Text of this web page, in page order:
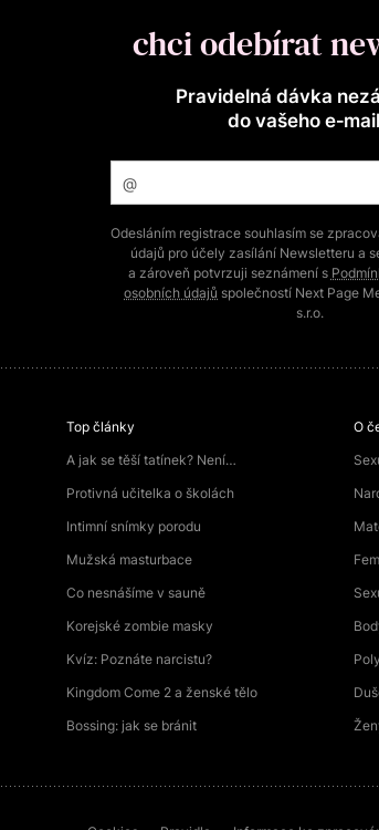
chci odebírat
Pravidelná dávka
do vašeho
Odesláním registrace souhlasím se
údajů pro účely zasílání Newsletteru a
a zároveň potvrzuji seznámení s
osobních údajů společností Next Page
s.r.o.
Top články
A jak se těší tatínek? Není…
Protivná učitelka o školách
Intimní snímky porodu
Mužská masturbace
Co nesnášíme v sauně
Korejské zombie masky
Kvíz: Poznáte narcistu?
Kingdom Come 2 a ženské tělo
Bossing: jak se bránit
O